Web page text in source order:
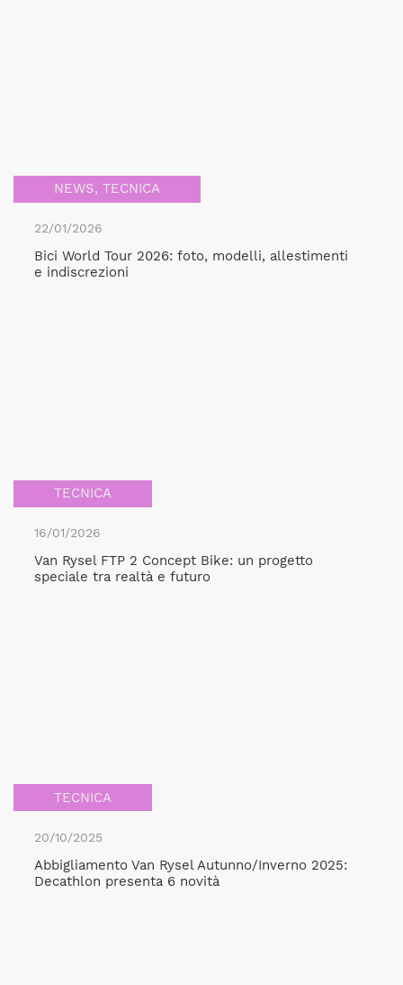
NEWS, TECNICA
22/01/2026
Bici World Tour 2026: foto, modelli, allestimenti
e indiscrezioni
TECNICA
16/01/2026
Van Rysel FTP 2 Concept Bike: un progetto
speciale tra realtà e futuro
TECNICA
20/10/2025
Abbigliamento Van Rysel Autunno/Inverno 2025:
Decathlon presenta 6 novità